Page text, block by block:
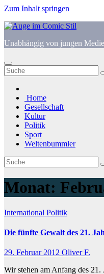
Zum Inhalt springen
Unabhängig von jungen
Home
Gesellschaft
Kultur
Politik
Sport
Weltenbummler
Monat:
International Politik
Die fünfte Gewalt des 21.
29. Februar 2012 Oliver F.
Wir stehen am Anfang des